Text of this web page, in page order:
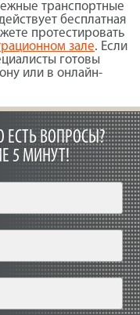
транспортные
бесплатная
протестировать
зале. Если
готовы
или в онлайн-
ЕСТЬ ВОПРОСЫ?
5 МИНУТ!